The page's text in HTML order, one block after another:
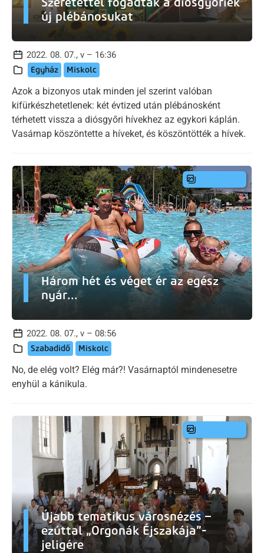
új plébánosukat
2022. 08. 07., v – 16:36
Egyház Miskolc
Azok a bizonyos utak minden jel szerint valóban
kifürkészhetetlenek: két évtized után plébánosként
térhetett vissza a diósgyőri hívekhez az egykori káplán.
Vasárnap köszöntette a híveket, és köszöntötték a hívek.
Három hét és véget ér az egész
nyár...
2022. 08. 07., v – 08:56
Szabadidő Miskolc
No, de elég volt? Elég már?! Vasárnaptól mindenesetre
enyhül a kánikula.
Újabb tematikus városnézés –
ezúttal „Orgonák Éjszakája”-
jeligére